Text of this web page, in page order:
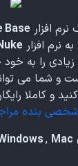
نرم افزار Base
نرم افزار
زیادی را به
و شما می
کنید و کاملا
شخصی بنده
, Mac